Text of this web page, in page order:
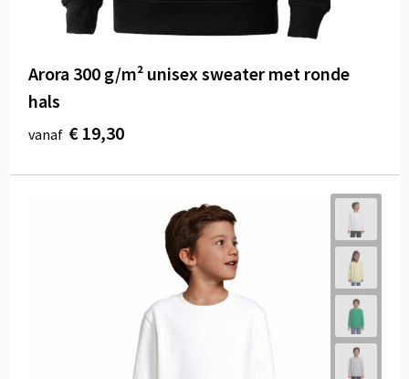
Arora 300 g/m² unisex sweater met ronde
hals
vanaf € 19,30